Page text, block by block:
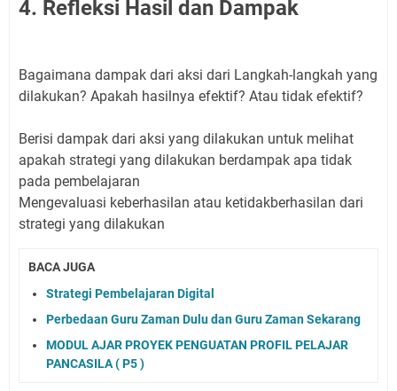
4. Refleksi Hasil dan Dampak
Bagaimana dampak dari aksi dari Langkah-langkah yang
dilakukan? Apakah hasilnya efektif? Atau tidak efektif?
Berisi dampak dari aksi yang dilakukan untuk melihat
apakah strategi yang dilakukan berdampak apa tidak
pada pembelajaran
Mengevaluasi keberhasilan atau ketidakberhasilan dari
strategi yang dilakukan
BACA JUGA
Strategi Pembelajaran Digital
Perbedaan Guru Zaman Dulu dan Guru Zaman Sekarang
MODUL AJAR PROYEK PENGUATAN PROFIL PELAJAR
PANCASILA ( P5 )